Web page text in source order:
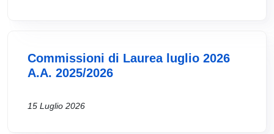
Commissioni di Laurea luglio 2026
A.A. 2025/2026
15 Luglio 2026